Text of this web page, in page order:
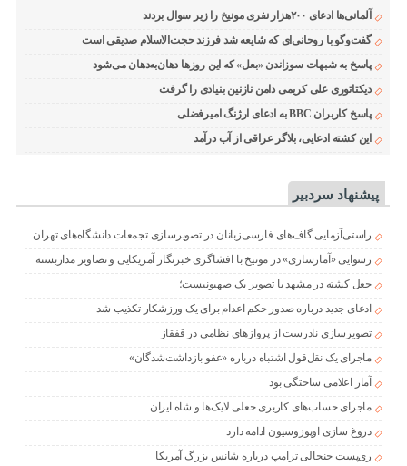
آلمانی‌ها ادعای ۲۰۰هزار نفری مونیخ را زیر سوال بردند
گفت‌وگو با روحانی‌ای که شایعه شد فرزند حجت‌الاسلام صدیقی است
پاسخ به شبهات سوزاندن «بعل» که این روزها دهان‌به‌دهان می‌شود
دیکتاتوری علی کریمی دامن نازنین بنیادی را گرفت
پاسخ کاربران BBC به ادعای ارژنگ امیرفضلی
این کشته ادعایی، بلاگر عراقی از آب درآمد
پیشنهاد سردبیر
راستی‌آزمایی گاف‌های فارسی‌زبانان در تصویرسازی تجمعات دانشگاه‌های تهران
رسوایی «آمارسازی» در مونیخ با افشاگری خبرنگار آمریکایی و تصاویر مداربسته
جعل کشته در مشهد با تصویر یک صهیونیست؛
ادعای جدید درباره صدور حکم اعدام برای یک ورزشکار تکذیب شد
تصویرسازی نادرست از پروازهای نظامی در قفقاز
ماجرای یک نقل‌قول اشتباه درباره «عفو بازداشت‌شدگان»
آمار اعلامی ساختگی بود
ماجرای حساب‌های کاربری جعلی لایک‌ها و شاه ایران
دروغ سازی اوپوزوسیون ادامه دارد
ری‌پست جنجالی ترامپ درباره شانس بزرگ آمریکا